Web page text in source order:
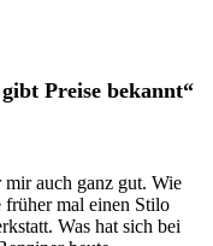
Preise bekannt“
auch ganz gut. Wie
früher mal einen Stilo
Was hat sich bei